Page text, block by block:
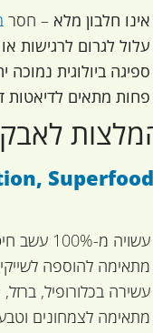
אינו חלבון מלא – חסר
עלול לגרום לרגישות
ספיגה ביולוגית נמוכה
פחות מתאים לדיאטות
עשויה מ-100% עשב חיטה אורגני מקנזס, ארה"ב
מתאימה להוספה
עשירה בכלורופיל, ברזל,
מתאימה לצמחונים